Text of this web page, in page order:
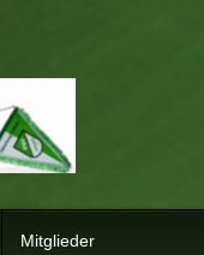
Mitglieder